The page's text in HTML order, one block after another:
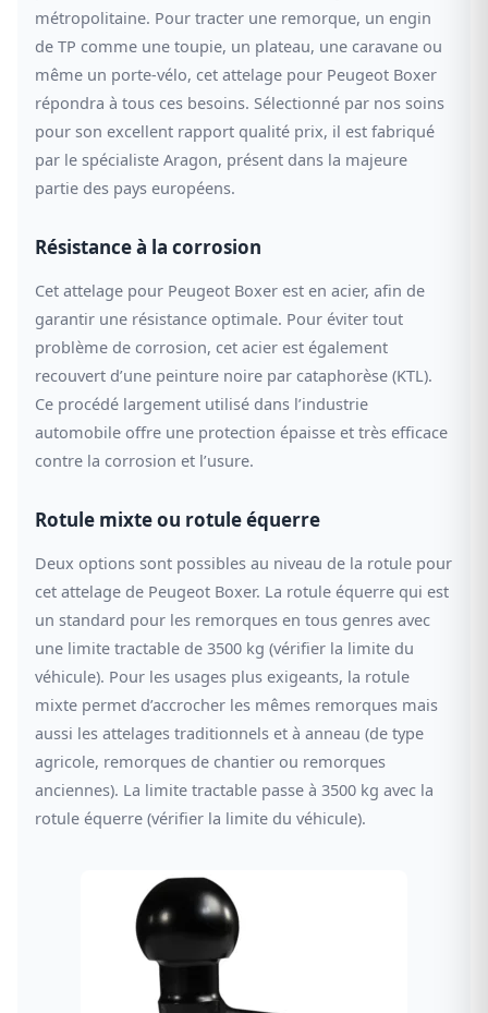
métropolitaine. Pour tracter une remorque, un engin
de TP comme une toupie, un plateau, une caravane ou
même un porte-vélo, cet attelage pour Peugeot Boxer
répondra à tous ces besoins. Sélectionné par nos soins
pour son excellent rapport qualité prix, il est fabriqué
par le spécialiste Aragon, présent dans la majeure
partie des pays européens.
Résistance à la corrosion
Cet attelage pour Peugeot Boxer est en acier, afin de
garantir une résistance optimale. Pour éviter tout
problème de corrosion, cet acier est également
recouvert d’une peinture noire par cataphorèse (KTL).
Ce procédé largement utilisé dans l’industrie
automobile offre une protection épaisse et très efficace
contre la corrosion et l’usure.
Rotule mixte ou rotule équerre
Deux options sont possibles au niveau de la rotule pour
cet attelage de Peugeot Boxer. La rotule équerre qui est
un standard pour les remorques en tous genres avec
une limite tractable de 3500 kg (vérifier la limite du
véhicule). Pour les usages plus exigeants, la rotule
mixte permet d’accrocher les mêmes remorques mais
aussi les attelages traditionnels et à anneau (de type
agricole, remorques de chantier ou remorques
anciennes). La limite tractable passe à 3500 kg avec la
rotule équerre (vérifier la limite du véhicule).